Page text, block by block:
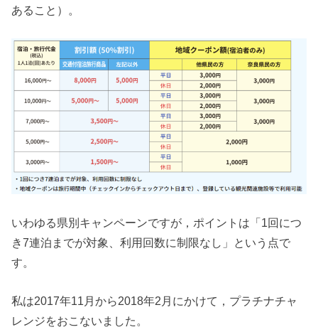
あること）。
いわゆる県別キャンペーンですが，ポイントは「1回につ
き7連泊までが対象、利用回数に制限なし」という点で
す。
私は2017年11月から2018年2月にかけて，プラチナチャ
レンジをおこないました。